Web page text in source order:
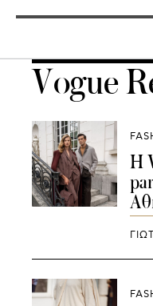
Vogue
H